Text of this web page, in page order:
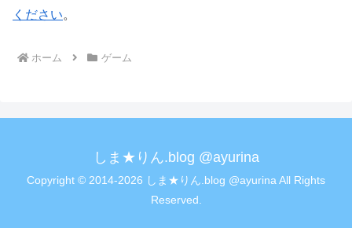
ください。
ホーム ゲーム
しま★りん.blog @ayurina
Copyright © 2014-2026 しま★りん.blog @ayurina All Rights
Reserved.